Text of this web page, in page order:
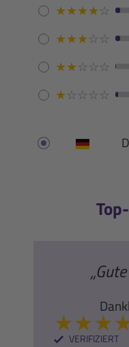
★★★★☆
★★★☆☆
★★☆☆☆
★☆☆☆☆
★★★
VERIFIZIERT